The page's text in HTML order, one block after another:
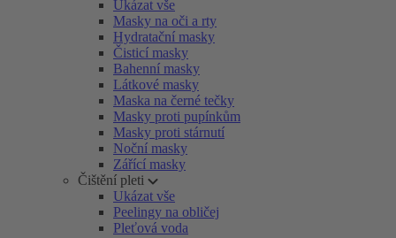
Ukázat vše
Masky na oči a rty
Hydratační masky
Čisticí masky
Bahenní masky
Látkové masky
Maska na černé tečky
Masky proti pupínkům
Masky proti stárnutí
Noční masky
Zářící masky
Čištění pleti
Ukázat vše
Peelingy na obličej
Pleťová voda